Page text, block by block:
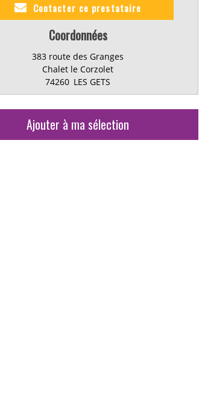
Contacter ce prestataire
Coordonnées
383 route des Granges
Chalet le Corzolet
74260 LES GETS
Ajouter à ma sélection